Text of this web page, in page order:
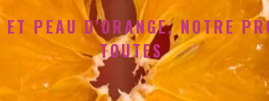
PEAU D’ORANGE, NOTRE
TOUTES